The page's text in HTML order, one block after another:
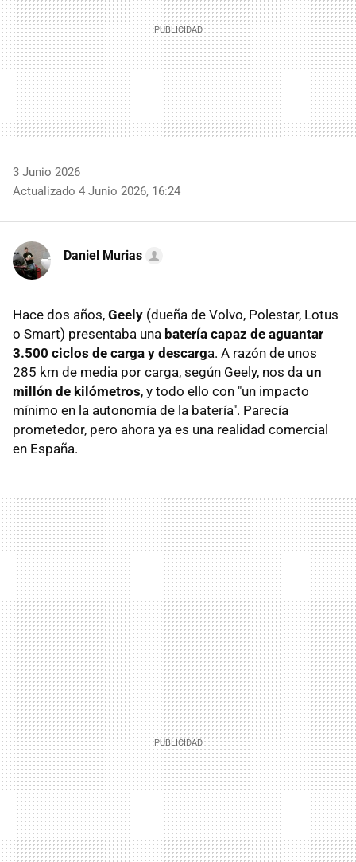
3 Junio 2026
Actualizado 4 Junio 2026, 16:24
Daniel Murias
Hace dos años, Geely (dueña de Volvo, Polestar, Lotus
o Smart) presentaba una batería capaz de aguantar
3.500 ciclos de carga y descarga. A razón de unos
285 km de media por carga, según Geely, nos da un
millón de kilómetros, y todo ello con "un impacto
mínimo en la autonomía de la batería". Parecía
prometedor, pero ahora ya es una realidad comercial
en España.